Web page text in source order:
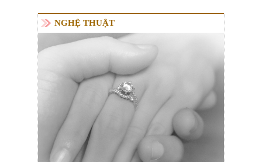
NGHỆ THUẬT